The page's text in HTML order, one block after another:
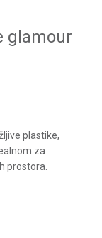
glamour
plastike,
za
prostora.